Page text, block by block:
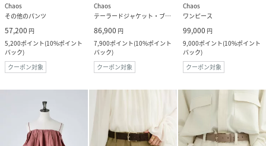
Chaos
その他のパンツ
57,200 円
5,200ポイント(10%ポイント
バック)
クーポン対象
Chaos
テーラードジャケット・ブレザー
86,900 円
7,900ポイント(10%ポイント
バック)
クーポン対象
Chaos
ワンピース
99,000 円
9,000ポイント(10%ポイント
バック)
クーポン対象